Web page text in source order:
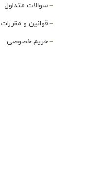
سوالات متداول
قوانین و مقررات
حریم خصوصی